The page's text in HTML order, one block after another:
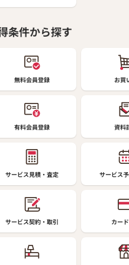
条件から探す
無料会員登録 お買
有料会員登録 資料
サービス見積・査定 サービス
サービス契約・取引 カー